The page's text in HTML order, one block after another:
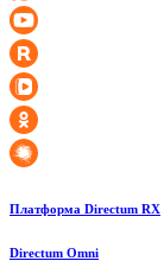
Платформа Directum RX
Directum Omni